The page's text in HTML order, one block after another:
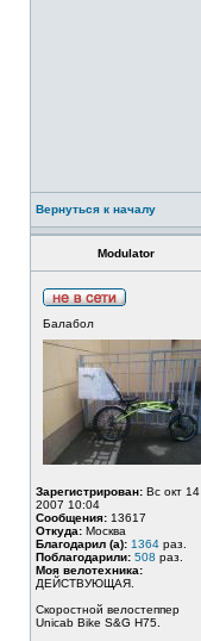
Вернуться к началу
Modulator
Балабол
Зарегистрирован: Вс окт 14
2007 10:04
Сообщения: 13617
Откуда: Москва
Благодарил (а): 1364 раз.
Поблагодарили: 508 раз.
Моя велотехника:
ДЕЙСТВУЮЩАЯ.
Скоростной велостеппер
Unicab Bike S&G Н75.